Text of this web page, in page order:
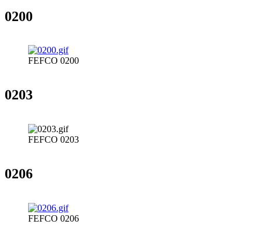
0200
FEFCO 0200
0203
FEFCO 0203
0206
FEFCO 0206